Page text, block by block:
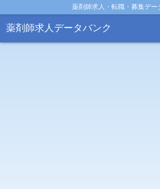
薬剤師求人・転職・募集デー
薬剤師求人データバンク